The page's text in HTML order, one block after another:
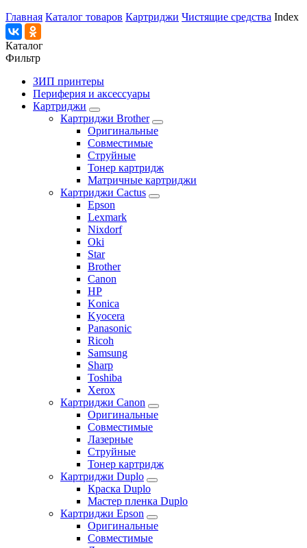
Главная Каталог товаров Картриджи Чистящие средства Index
Каталог
Фильтр
ЗИП принтеры
Периферия и аксессуары
Картриджи
Картриджи Brother
Оригинальные
Совместимые
Струйные
Тонер картридж
Матричные картриджи
Картриджи Cactus
Epson
Lexmark
Nixdorf
Oki
Star
Brother
Canon
HP
Konica
Kyocera
Panasonic
Ricoh
Samsung
Sharp
Toshiba
Xerox
Картриджи Canon
Оригинальные
Совместимые
Лазерные
Струйные
Тонер картридж
Картриджи Duplo
Краска Duplo
Мастер пленка Duplo
Картриджи Epson
Оригинальные
Совместимые